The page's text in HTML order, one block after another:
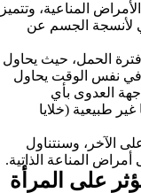
المناعية، وتتميز
لأنسجة الجسم عن
فترة الحمل، حيث يحاول
وفي نفس الوقت يحاول
العدوى بأي
طبيعية (خلايا
الآخر، وسنتناول
المناعة الذاتية.
على المرأة